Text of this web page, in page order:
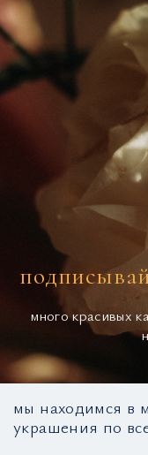
много красивых
мы находимся в
украшения по